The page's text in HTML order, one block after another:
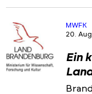
MWFK
20.
Ein